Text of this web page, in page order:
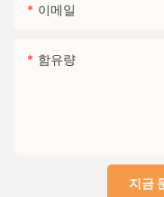
이메일
함유량
지금